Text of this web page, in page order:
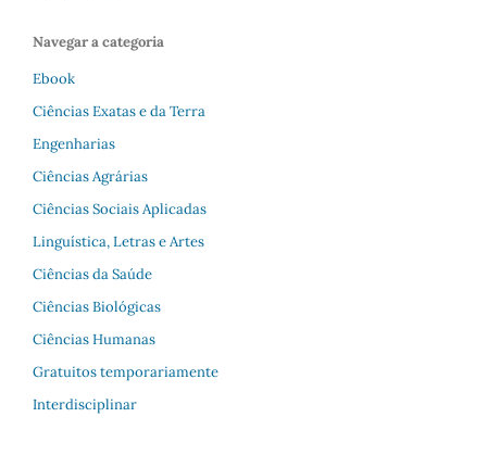
Navegar a categoria
Ebook
Ciências Exatas e da Terra
Engenharias
Ciências Agrárias
Ciências Sociais Aplicadas
Linguística, Letras e Artes
Ciências da Saúde
Ciências Biológicas
Ciências Humanas
Gratuitos temporariamente
Interdisciplinar